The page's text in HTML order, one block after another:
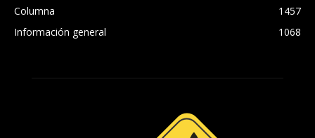
Columna
1457
Información general
1068